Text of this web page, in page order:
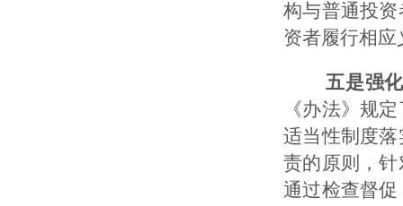
构与普通投
资者履行相应
五是强
《办法》规
适当性制度
责的原则，
通过检查督